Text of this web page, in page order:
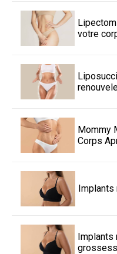
votre
Mommy
Corps
Implants